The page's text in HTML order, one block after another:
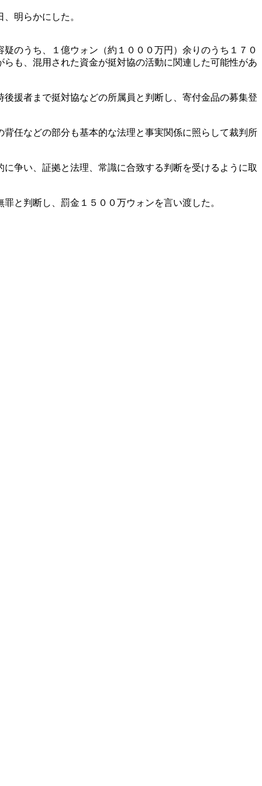
明らかにした。
のうち、１億ウォン（約１０００万円）余りのうち１７０
も、混用された資金が挺対協の活動に関連した可能性があ
援者まで挺対協などの所属員と判断し、寄付金品の募集登
任などの部分も基本的な法理と事実関係に照らして裁判所
争い、証拠と法理、常識に合致する判断を受けるように取
と判断し、罰金１５００万ウォンを言い渡した。